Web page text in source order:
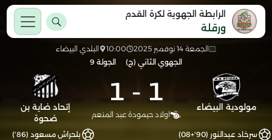
الرابطة الجهوية لكرة القدم
ورقلة
الجمعة 14 نوفمبر 2025 10:00
البلدي البيضاء
الجهوي الثاني (ج)
الجولة 9
مولودية البيضاء 1
-
1
اولاد حيمودة عبد المنعم
إتحاد ضاية بن
ضحوة
سرخاد عبدالنور (90'+08) بلحراش مسعود (86')